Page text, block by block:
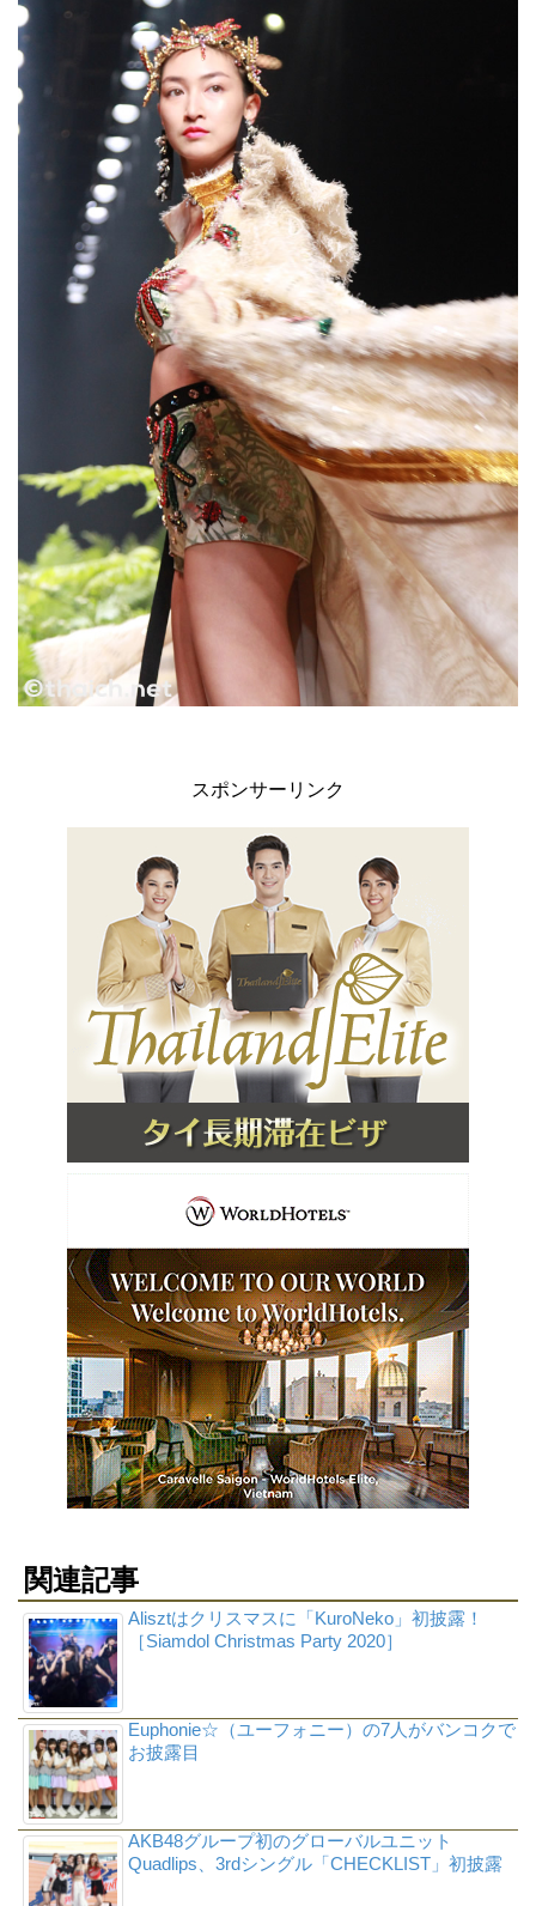
スポンサーリンク
関連記事
Alisztはクリスマスに「KuroNeko」初披露！
［Siamdol Christmas Party 2020］
Euphonie☆（ユーフォニー）の7人がバンコクで
お披露目
AKB48グループ初のグローバルユニット
Quadlips、3rdシングル「CHECKLIST」初披露